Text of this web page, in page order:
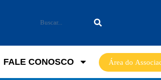
FALE CONOSCO Área do